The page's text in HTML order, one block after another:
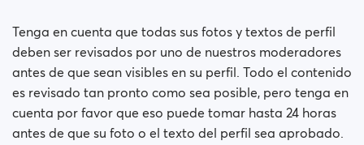
Tenga en cuenta que todas sus fotos y textos de perfil
deben ser revisados por uno de nuestros moderadores
antes de que sean visibles en su perfil. Todo el contenido
es revisado tan pronto como sea posible, pero tenga en
cuenta por favor que eso puede tomar hasta 24 horas
antes de que su foto o el texto del perfil sea aprobado.